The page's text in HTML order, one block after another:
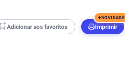
Adicionar aos favoritos Imprimir
+NOVIDADE